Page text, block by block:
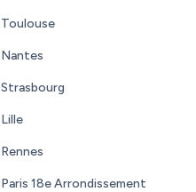
Toulouse
Nantes
Strasbourg
Lille
Rennes
Paris 18e Arrondissement